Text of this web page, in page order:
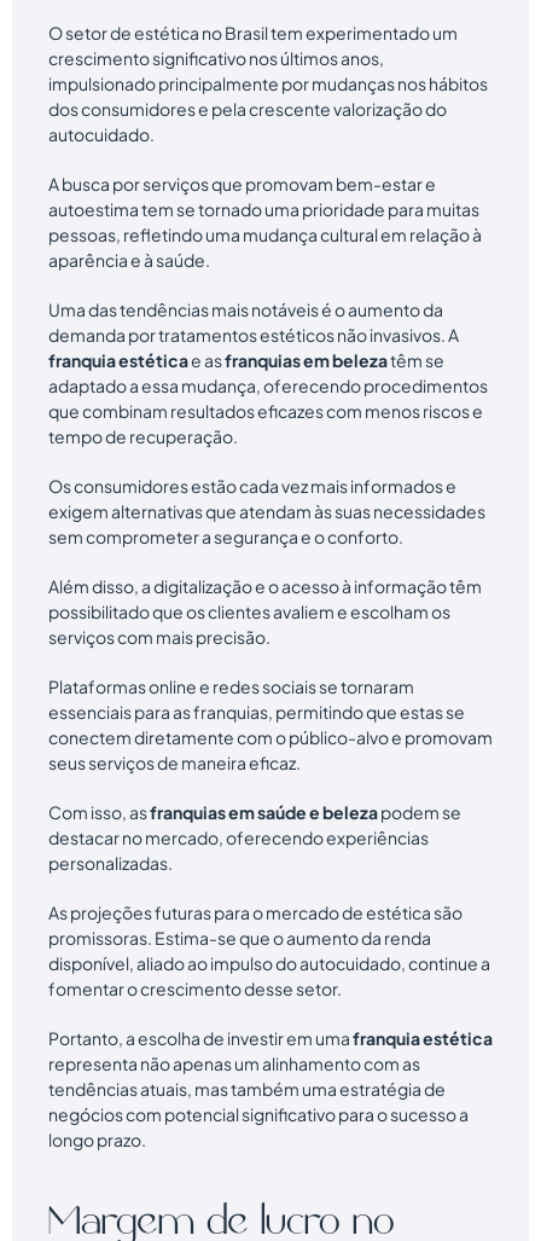
O setor de estética no Brasil tem experimentado um
crescimento significativo nos últimos anos,
impulsionado principalmente por mudanças nos hábitos
dos consumidores e pela crescente valorização do
autocuidado.
A busca por serviços que promovam bem-estar e
autoestima tem se tornado uma prioridade para muitas
pessoas, refletindo uma mudança cultural em relação à
aparência e à saúde.
Uma das tendências mais notáveis é o aumento da
demanda por tratamentos estéticos não invasivos. A
franquia estéticae asfranquias em belezatêm se
adaptado a essa mudança, oferecendo procedimentos
que combinam resultados eficazes com menos riscos e
tempo de recuperação.
Os consumidores estão cada vez mais informados e
exigem alternativas que atendam às suas necessidades
sem comprometer a segurança e o conforto.
Além disso, a digitalização e o acesso à informação têm
possibilitado que os clientes avaliem e escolham os
serviços com mais precisão.
Plataformas online e redes sociais se tornaram
essenciais para as franquias, permitindo que estas se
conectem diretamente com o público-alvo e promovam
seus serviços de maneira eficaz.
Com isso, asfranquias em saúde e belezapodem se
destacar no mercado, oferecendo experiências
personalizadas.
As projeções futuras para o mercado de estética são
promissoras. Estima-se que o aumento da renda
disponível, aliado ao impulso do autocuidado, continue a
fomentar o crescimento desse setor.
Portanto, a escolha de investir em umafranquia estética
representa não apenas um alinhamento com as
tendências atuais, mas também uma estratégia de
negócios com potencial significativo para o sucesso a
longo prazo.
Margem de lucro no